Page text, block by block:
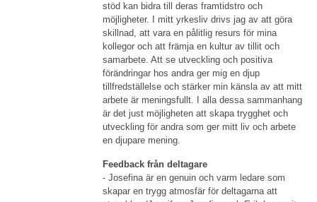
stöd kan bidra till deras framtidstro och
möjligheter. I mitt yrkesliv drivs jag av att göra
skillnad, att vara en pålitlig resurs för mina
kollegor och att främja en kultur av tillit och
samarbete. Att se utveckling och positiva
förändringar hos andra ger mig en djup
tillfredställelse och stärker min känsla av att mitt
arbete är meningsfullt. I alla dessa sammanhang
är det just möjligheten att skapa trygghet och
utveckling för andra som ger mitt liv och arbete
en djupare mening.
Feedback från deltagare
- Josefina är en genuin och varm ledare som
skapar en trygg atmosfär för deltagarna att